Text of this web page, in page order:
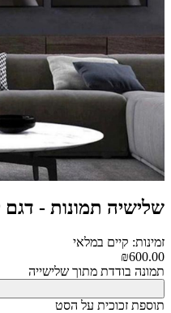
שלישיה תמונות - דגם
זמינות: קיים במלאי
₪600.00
תמונה בודדת מתוך שלישייה
תוספת זכוכית על הסט